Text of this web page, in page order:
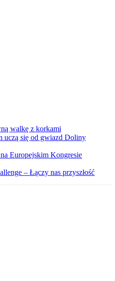
walkę z korkami
uczą się od gwiazd Doliny
Europejskim Kongresie
– Łączy nas przyszłość